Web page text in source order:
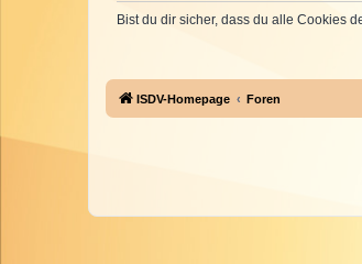
Bist du dir sicher, dass du alle Cookies
ISDV-Homepage Foren